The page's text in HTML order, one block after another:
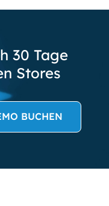
30 Tage
Stores
BUCHEN